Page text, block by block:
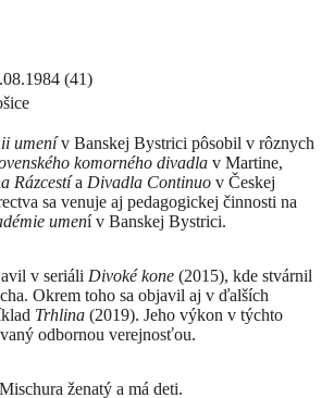
(41)
umenív Banskej Bystrici pôsobil v rôznych
komorného divadla v Martine,
Rázcestía Divadla Continuo v Českej
sa venuje aj pedagogickej činnosti na
umení v Banskej Bystrici.
v seriáli Divoké kone (2015), kde stvárnil
Okrem toho sa objavil aj v ďalších
Trhlina (2019). Jeho výkon v týchto
odbornou verejnosťou.
ženatý a má deti.